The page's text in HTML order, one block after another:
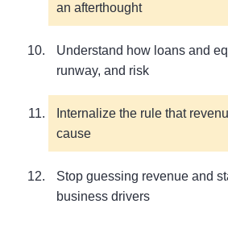
an afterthought
Understand how loans and
runway, and risk
Internalize the rule that
cause
Stop guessing revenue and
business drivers